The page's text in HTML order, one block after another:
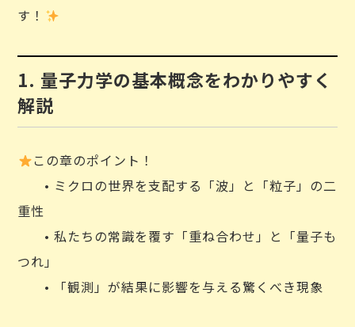
す！
1. 量子力学の基本概念をわかりやすく
解説
この章のポイント！
• ミクロの世界を支配する「波」と「粒子」の二
重性
• 私たちの常識を覆す「重ね合わせ」と「量子も
つれ」
• 「観測」が結果に影響を与える驚くべき現象